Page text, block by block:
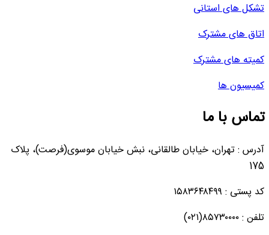
تشکل های استانی
اتاق های مشترک
کمیته های مشترک
کمیسیون ها
تماس با ما
آدرس : تهران، خیابان طالقانی، نبش خیابان موسوی(فرصت)، پلاک
175
کد پستی : ۱۵۸۳۶۴۸۴۹۹
تلفن : ۸۵۷۳۰۰۰۰(۰۲۱)